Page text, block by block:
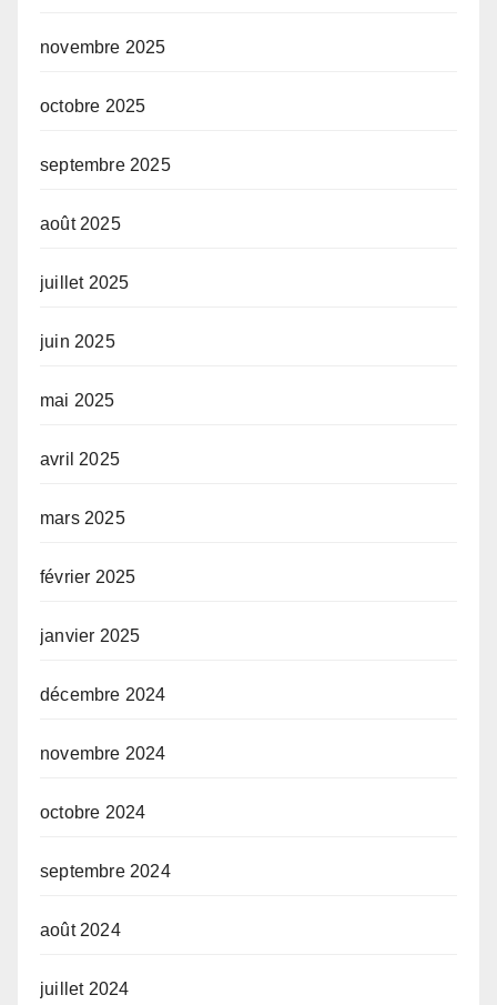
novembre 2025
octobre 2025
septembre 2025
août 2025
juillet 2025
juin 2025
mai 2025
avril 2025
mars 2025
février 2025
janvier 2025
décembre 2024
novembre 2024
octobre 2024
septembre 2024
août 2024
juillet 2024